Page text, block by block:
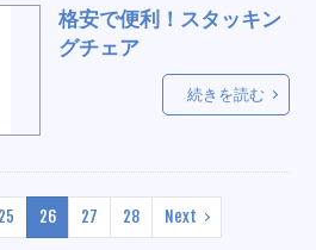
ト会社
仲良し
木製
ン謎解き
ンタル
高級演台
替 研修
地鎮祭
格安で便利！スタッキン
グチェア
続きを読む
25 26 27 28 Next